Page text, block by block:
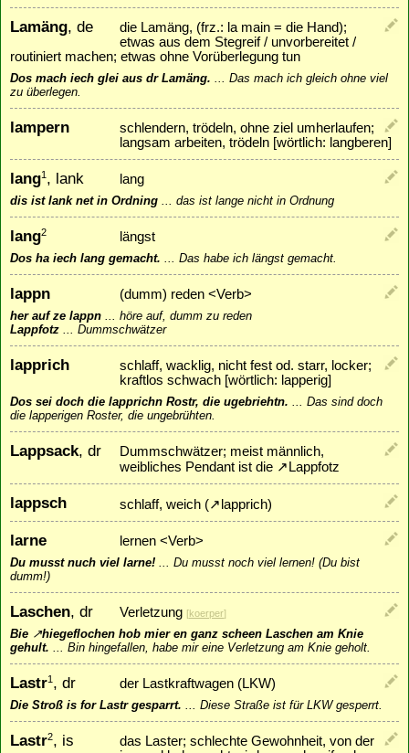
Lamäng, de
die Lamäng, (frz.: la main = die Hand);
etwas aus dem Stegreif / unvorbereitet /
routiniert machen; etwas ohne Vorüberlegung tun
Dos mach iech glei aus dr Lamäng. ... Das mach ich gleich ohne viel
zu überlegen.
lampern
schlendern, trödeln, ohne ziel umherlaufen;
langsam arbeiten, trödeln [wörtlich: langberen]
lang1, lank lang
dis ist lank net in Ordning ... das ist lange nicht in Ordnung
lang2 längst
Dos ha iech lang gemacht. ... Das habe ich längst gemacht.
lappn (dumm) reden <Verb>
her auf ze lappn ... höre auf, dumm zu reden
Lappfotz ... Dummschwätzer
lapprich
schlaff, wacklig, nicht fest od. starr, locker;
kraftlos schwach [wörtlich: lapperig]
Dos sei doch die lapprichn Rostr, die ugebriehtn. ... Das sind doch
die lapperigen Roster, die ungebrühten.
Lappsack, dr
Dummschwätzer; meist männlich,
weibliches Pendant ist die ↗ Lappfotz
lappsch schlaff, weich (↗ lapprich)
larne lernen <Verb>
Du musst nuch viel larne! ... Du musst noch viel lernen! (Du bist
dumm!)
Laschen, dr Verletzung [koerper]
Bie ↗hiegeflochen hob mier en ganz scheen Laschen am Knie
gehult. ... Bin hingefallen, habe mir eine Verletzung am Knie geholt.
Lastr1, dr der Lastkraftwagen (LKW)
Die Stroß is for Lastr gesparrt. ... Diese Straße ist für LKW gesperrt.
Lastr2, is
das Laster; schlechte Gewohnheit, von der